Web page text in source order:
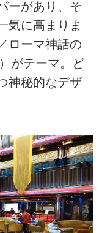
ーがあり、そ
気に高まりま
ローマ神話の
がテーマ。ど
神秘的なデザ